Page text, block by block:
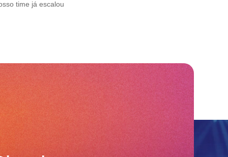
time já escalou